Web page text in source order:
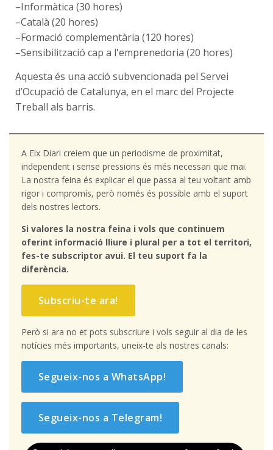
–Informàtica (30 hores)
–Català (20 hores)
–Formació complementària (120 hores)
–Sensibilització cap a l'emprenedoria (20 hores)
Aquesta és una acció subvencionada pel Servei
d’Ocupació de Catalunya, en el marc del Projecte
Treball als barris.
A Eix Diari creiem que un periodisme de proximitat,
independent i sense pressions és més necessari que mai.
La nostra feina és explicar el que passa al teu voltant amb
rigor i compromís, però només és possible amb el suport
dels nostres lectors.
Si valores la nostra feina i vols que continuem
oferint informació lliure i plural per a tot el territori,
fes-te subscriptor avui. El teu suport fa la
diferència.
Subscriu-te ara!
Però si ara no et pots subscriure i vols seguir al dia de les
notícies més importants, uneix-te als nostres canals:
Segueix-nos a WhatsApp!
Segueix-nos a Telegram!